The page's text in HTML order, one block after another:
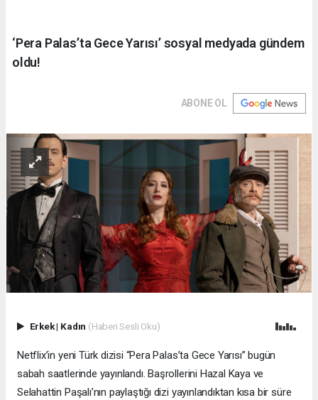
‘Pera Palas’ta Gece Yarısı’ sosyal medyada gündem
oldu!
ABONE OL
Erkek| Kadın (Haberi Sesli Oku)
Netflix’in yeni Türk dizisi “Pera Palas’ta Gece Yarısı” bugün
sabah saatlerinde yayınlandı. Başrollerini Hazal Kaya ve
Selahattin Paşalı’nın paylaştığı dizi yayınlandıktan kısa bir süre